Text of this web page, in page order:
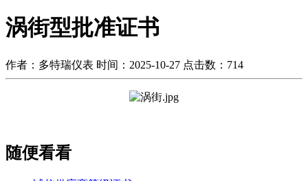
涡街型批准证书
作者：多特瑞仪表 时间：2025-10-27 点击数： 714
随便看看